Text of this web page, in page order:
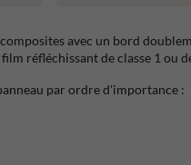
avec un bord
réfléchissant de classe 1 ou
par ordre d'importance :